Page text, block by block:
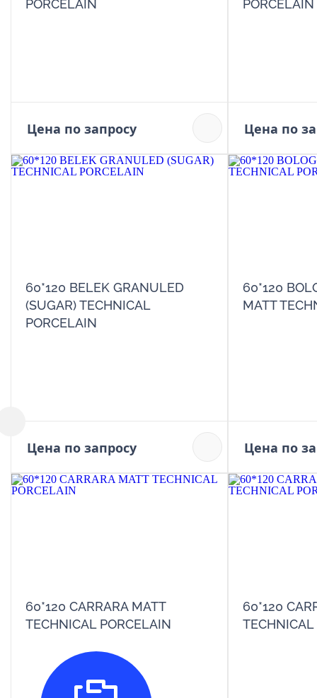
PORCELAIN
Цена по запросу
PORCELAIN
Цена по
60*120 BELEK GRANULED
(SUGAR) TECHNICAL
PORCELAIN
Цена по запросу
60*120
MATT
Цена по
60*120 CARRARA MATT
TECHNICAL PORCELAIN
60*120